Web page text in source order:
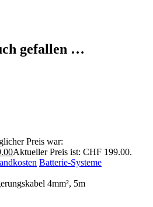
gefallen …
Preis war:
Aktueller Preis ist: CHF 199.00.
Batterie-Systeme